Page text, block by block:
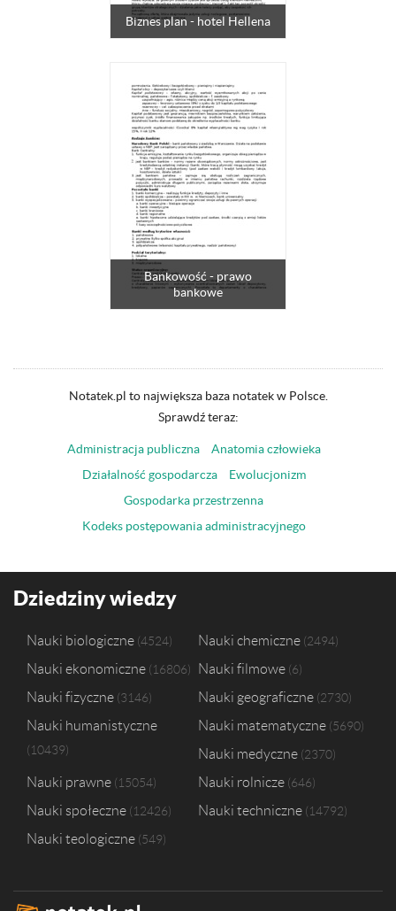
Biznes plan - hotel Hellena
Bankowość - prawo
bankowe
Notatek.pl to największa baza notatek w Polsce.
Sprawdź teraz:
Administracja publiczna
Anatomia człowieka
Działalność gospodarcza
Ewolucjonizm
Gospodarka przestrzenna
Kodeks postępowania administracyjnego
Dziedziny wiedzy
Nauki biologiczne 4524 Nauki chemiczne 2494
Nauki ekonomiczne 16806 Nauki filmowe 6
Nauki fizyczne 3146 Nauki geograficzne 2730
Nauki humanistyczne
10439
Nauki matematyczne 5690
Nauki medyczne 2370
Nauki prawne 15054 Nauki rolnicze 646
Nauki społeczne 12426 Nauki techniczne 14792
Nauki teologiczne 549